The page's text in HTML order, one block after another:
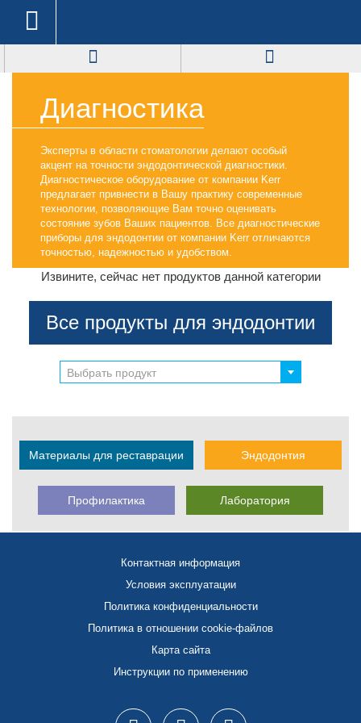
Диагностика
Эксперты в области стоматологии делают особый
акцент на точности эндодонтической диагностики.
Диагностическое оборудование от компании Kerr
предлагает привнести в Вашу практику современные
технологии, позволяющие Вам точно оценивать
состояние зубов Ваших пациентов. Все диагностические
приборы для эндодонтии от компании Kerr отличаются
точностью, надежностью и удобством.
Извините, сейчас нет продуктов данной категории
Все продукты для эндодонтии
Выбрать продукт
Материалы для реставрации Эндодонтия
Профилактика Лаборатория
Контактная информация
Условия эксплуатации
Политика конфиденциальности
Политика в отношении cookie-файлов
Карта сайта
Инструкции по применению